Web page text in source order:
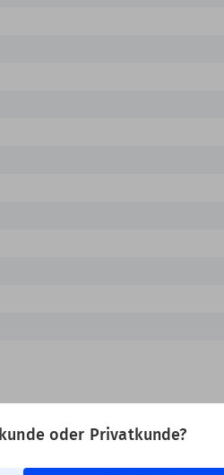
oder Privatkunde?